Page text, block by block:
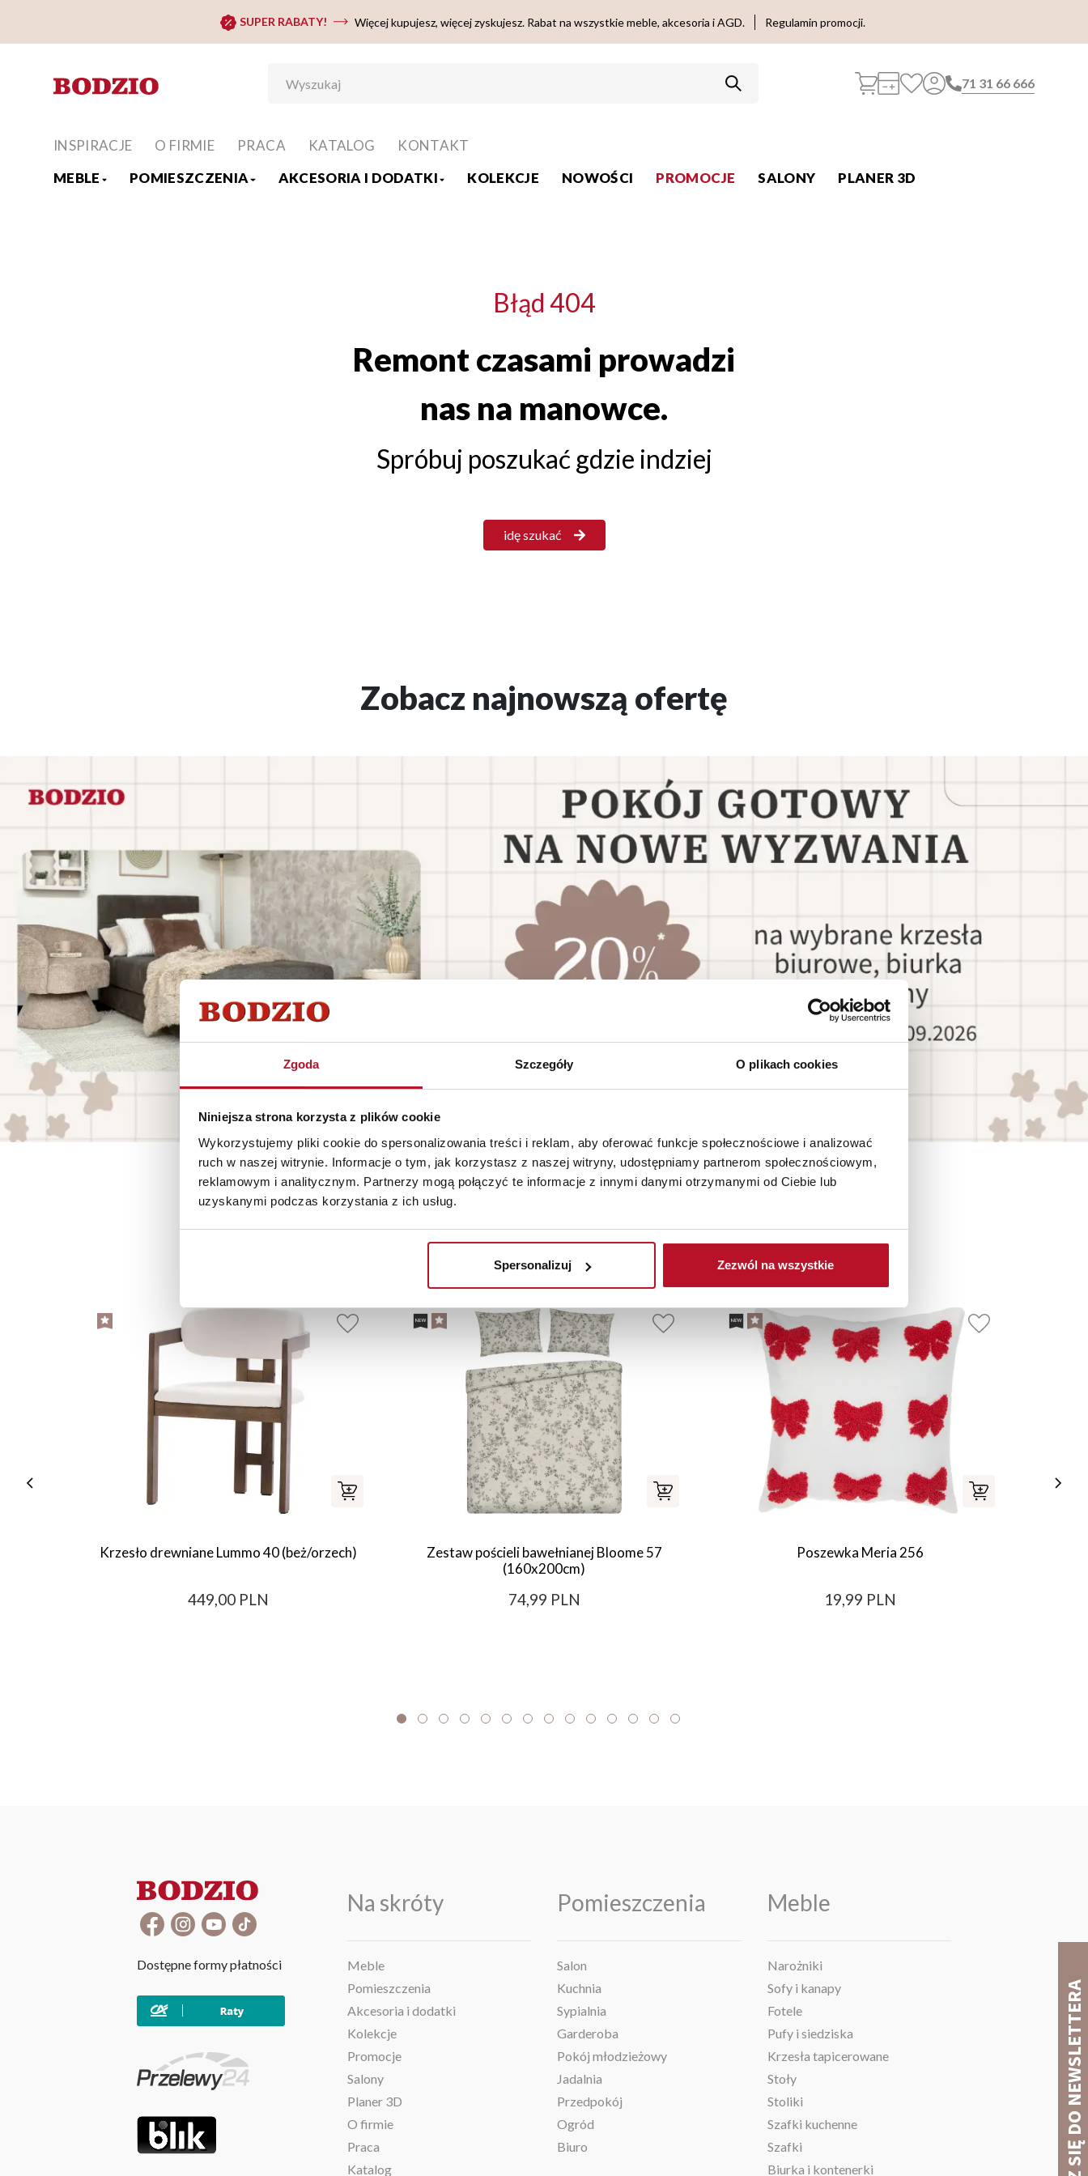
Zgoda Szczegóły O plikach cookies
Niniejsza strona korzysta z plików cookie
Wykorzystujemy pliki cookie do spersonalizowania treści i reklam, aby oferować funkcje społecznościowe i analizować
ruch w naszej witrynie. Informacje o tym, jak korzystasz z naszej witryny, udostępniamy partnerom społecznościowym,
reklamowym i analitycznym. Partnerzy mogą połączyć te informacje z innymi danymi otrzymanymi od Ciebie lub
uzyskanymi podczas korzystania z ich usług.
Spersonalizuj Zezwól na wszystkie
SUPER RABATY! Więcej kupujesz, więcej zyskujesz. Rabat na wszystkie meble, akcesoria i AGD. Regulamin promocji.
71 31 66 666
MEBLE POMIESZCZENIA AKCESORIA I DODATKI KOLEKCJE NOWOŚCI PROMOCJE SALONY PLANER 3D
INSPIRACJE O FIRMIE PRACA KATALOG KONTAKT
Błąd 404
Remont czasami prowadzi
nas na manowce.
Spróbuj poszukać gdzie indziej
idę szukać
Zobacz najnowszą ofertę
Polecane Nowości Promocje
Krzesło drewniane Lummo 40 (beż/orzech)
449,00 PLN
Zestaw pościeli bawełnianej Bloome 57
(160x200cm)
74,99 PLN
Poszewka Meria 256
19,99 PLN
Dostępne formy płatności
Na skróty
Meble
Pomieszczenia
Akcesoria i dodatki
Kolekcje
Promocje
Salony
Planer 3D
O firmie
Praca
Katalog
Pomieszczenia
Salon
Kuchnia
Sypialnia
Garderoba
Pokój młodzieżowy
Jadalnia
Przedpokój
Ogród
Biuro
Meble
Narożniki
Sofy i kanapy
Fotele
Pufy i siedziska
Krzesła tapicerowane
Stoły
Stoliki
Szafki kuchenne
Szafki
Biurka i kontenerki